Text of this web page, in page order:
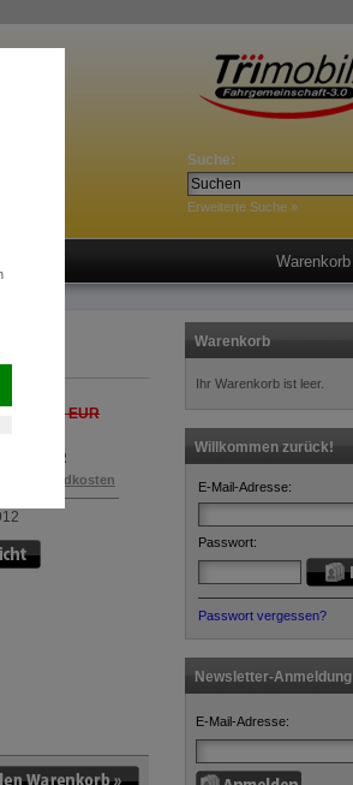
Suche:
Erweiterte Suche »
Warenkorb
49,00 EUR
4,00 EUR
Versandkosten
Warenkorb
Ihr Warenkorb ist leer.
Willkommen zurück!
E-Mail-Adresse:
Passwort:
Passwort vergessen?
Newsletter-Anmeldung
E-Mail-Adresse: